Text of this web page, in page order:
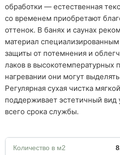
обработки — естественная
со временем приобретают
оттенок. В банях и саунах
материал
защиты от потемнения и
лаков в
нагревании они могут
Регулярная сухая чистка
поддерживает эстетичный вид
всего срока службы.
Количество в м2